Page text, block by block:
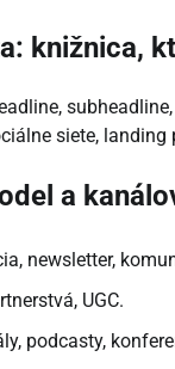
knižnica,
siete,
a
newsletter,
UGC.
podcasty,